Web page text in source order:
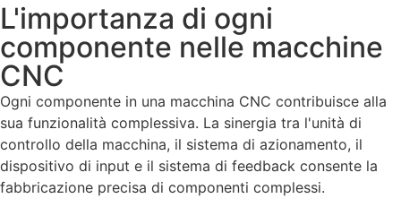
L'importanza di ogni
componente nelle macchine
CNC
Ogni componente in una macchina CNC contribuisce alla
sua funzionalità complessiva. La sinergia tra l'unità di
controllo della macchina, il sistema di azionamento, il
dispositivo di input e il sistema di feedback consente la
fabbricazione precisa di componenti complessi.